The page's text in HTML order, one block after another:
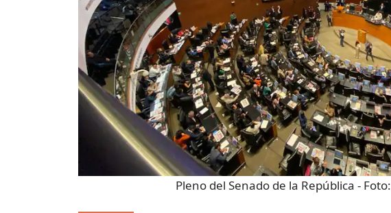
Pleno del Senado de la República - Foto: